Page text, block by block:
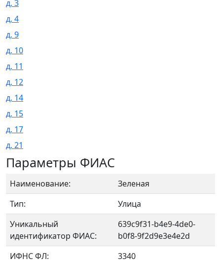
д. 3
д. 4
д. 9
д. 10
д. 11
д. 12
д. 14
д. 15
д. 17
д. 21
Параметры ФИАС
Наименование:
Зеленая
Тип:
Улица
Уникальный
идентификатор ФИАС:
639c9f31-b4e9-4de0-
b0f8-9f2d9e3e4e2d
ИФНС ФЛ:
3340